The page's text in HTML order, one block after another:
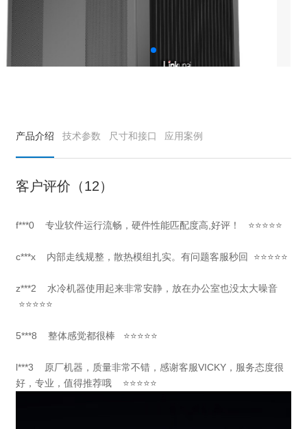
产品介绍 技术参数 尺寸和接口 应用案例
客户评价（12）
f***0 专业软件运行流畅，硬件性能匹配度高,好评！ ⭐⭐⭐⭐⭐
c***x 内部走线规整，散热模组扎实。有问题客服秒回 ⭐⭐⭐⭐⭐
z***2 水冷机器使用起来非常安静，放在办公室也没太大噪音
⭐⭐⭐⭐⭐
5***8 整体感觉都很棒 ⭐⭐⭐⭐⭐
l***3 原厂机器，质量非常不错，感谢客服VICKY，服务态度很
好，专业，值得推荐哦 ⭐⭐⭐⭐⭐